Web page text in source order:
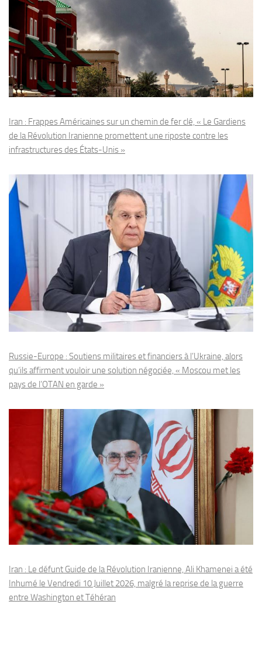
Iran : Frappes Américaines sur un chemin de fer clé, « Le Gardiens
de la Révolution Iranienne promettent une riposte contre les
infrastructures des États-Unis »
Russie-Europe : Soutiens militaires et financiers à l’Ukraine, alors
qu’ils affirment vouloir une solution négociée, « Moscou met les
pays de l’OTAN en garde »
Iran : Le défunt Guide de la Révolution Iranienne, Ali Khamenei a été
Inhumé le Vendredi 10 Juillet 2026, malgré la reprise de la guerre
entre Washington et Téhéran